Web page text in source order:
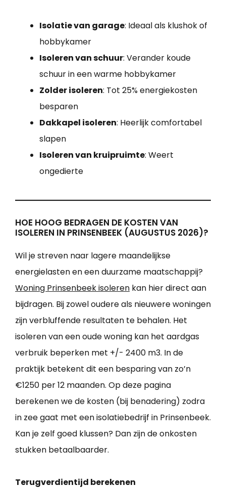
Isolatie van garage: Ideaal als klushok of
hobbykamer
Isoleren van schuur: Verander koude
schuur in een warme hobbykamer
Zolder isoleren: Tot 25% energiekosten
besparen
Dakkapel isoleren: Heerlijk comfortabel
slapen
Isoleren van kruipruimte: Weert
ongedierte
HOE HOOG BEDRAGEN DE KOSTEN VAN
ISOLEREN IN PRINSENBEEK (AUGUSTUS 2026)?
Wil je streven naar lagere maandelijkse
energielasten en een duurzame maatschappij?
Woning Prinsenbeek isoleren kan hier direct aan
bijdragen. Bij zowel oudere als nieuwere woningen
zijn verbluffende resultaten te behalen. Het
isoleren van een oude woning kan het aardgas
verbruik beperken met +/- 2400 m3. In de
praktijk betekent dit een besparing van zo’n
€1250 per 12 maanden. Op deze pagina
berekenen we de kosten (bij benadering) zodra
in zee gaat met een isolatiebedrijf in Prinsenbeek.
Kan je zelf goed klussen? Dan zijn de onkosten
stukken betaalbaarder.
Terugverdientijd berekenen